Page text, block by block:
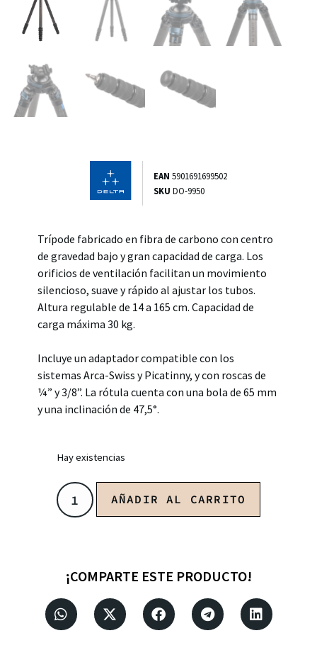
EAN 5901691699502
SKU DO-9950
Trípode fabricado en fibra de carbono con centro
de gravedad bajo y gran capacidad de carga. Los
orificios de ventilación facilitan un movimiento
silencioso, suave y rápido al ajustar los tubos.
Altura regulable de 14 a 165 cm. Capacidad de
carga máxima 30 kg.
Incluye un adaptador compatible con los
sistemas Arca-Swiss y Picatinny, y con roscas de
¼” y 3/8”. La rótula cuenta con una bola de 65 mm
y una inclinación de 47,5°.
Hay existencias
AÑADIR AL CARRITO
¡COMPARTE ESTE PRODUCTO!